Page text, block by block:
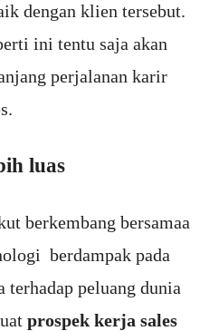
dengan klien tersebut.
ini tentu saja akan
perjalanan karir
luas
berkembang bersamaa
berdampak pada
terhadap peluang dunia
prospek kerja sales